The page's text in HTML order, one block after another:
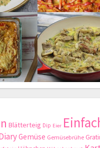
Blätterteig Dip Eier
Gemüse Gemüsebrühe